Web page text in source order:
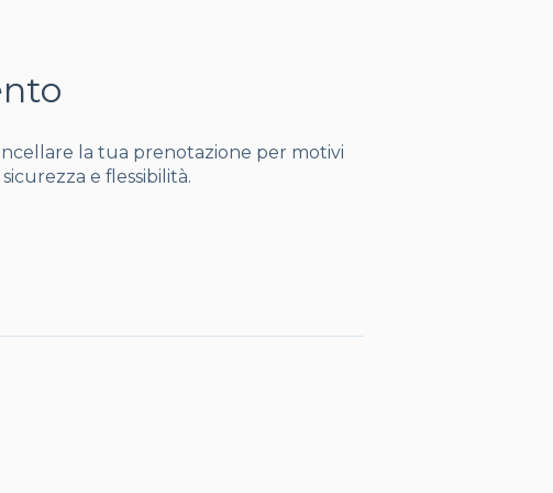
la tua prenotazione per motivi
e flessibilità.